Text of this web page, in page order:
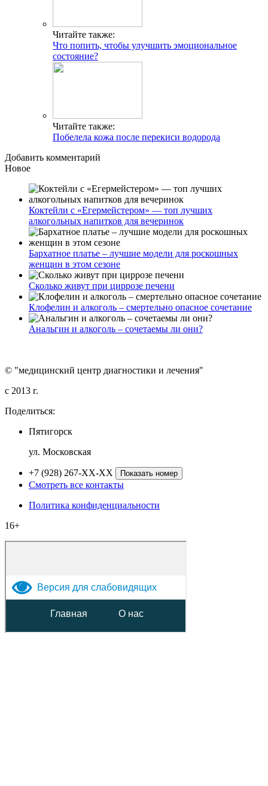
Читайте также:
Что попить, чтобы улучшить эмоциональное
состояние?
Читайте также:
Побелела кожа после перекиси водорода
Добавить комментарий
Новое
Коктейли с «Егермейстером» — топ лучших
алкогольных напитков для вечеринок
Бархатное платье – лучшие модели для роскошных
женщин в этом сезоне
Сколько живут при циррозе печени
Клофелин и алкоголь – смертельно опасное сочетание
Анальгин и алкоголь – сочетаемы ли они?
© "медицинский центр диагностики и лечения"
c 2013 г.
Поделиться:
Пятигорск
ул. Московская
+7 (928) 267-XX-XX Показать номер
Смотреть все контакты
Политика конфиденциальности
16+